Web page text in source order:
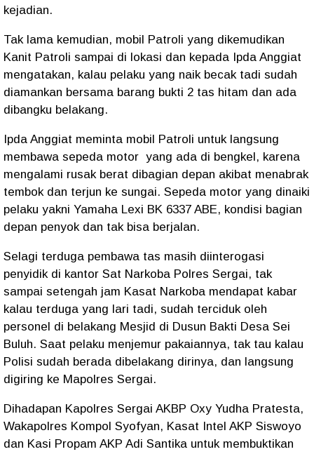
kejadian.
Tak lama kemudian, mobil Patroli yang dikemudikan
Kanit Patroli sampai di lokasi dan kepada Ipda Anggiat
mengatakan, kalau pelaku yang naik becak tadi sudah
diamankan bersama barang bukti 2 tas hitam dan ada
dibangku belakang.
Ipda Anggiat meminta mobil Patroli untuk langsung
membawa sepeda motor yang ada di bengkel, karena
mengalami rusak berat dibagian depan akibat menabrak
tembok dan terjun ke sungai. Sepeda motor yang dinaiki
pelaku yakni Yamaha Lexi BK 6337 ABE, kondisi bagian
depan penyok dan tak bisa berjalan.
Selagi terduga pembawa tas masih diinterogasi
penyidik di kantor Sat Narkoba Polres Sergai, tak
sampai setengah jam Kasat Narkoba mendapat kabar
kalau terduga yang lari tadi, sudah terciduk oleh
personel di belakang Mesjid di Dusun Bakti Desa Sei
Buluh. Saat pelaku menjemur pakaiannya, tak tau kalau
Polisi sudah berada dibelakang dirinya, dan langsung
digiring ke Mapolres Sergai.
Dihadapan Kapolres Sergai AKBP Oxy Yudha Pratesta,
Wakapolres Kompol Syofyan, Kasat Intel AKP Siswoyo
dan Kasi Propam AKP Adi Santika untuk membuktikan